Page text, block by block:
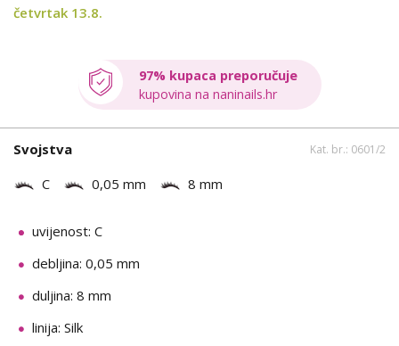
četvrtak 13.8.
97% kupaca preporučuje
kupovina na naninails.hr
Svojstva Kat. br.: 0601/2
C 0,05 mm 8 mm
uvijenost: C
debljina: 0,05 mm
duljina: 8 mm
linija: Silk